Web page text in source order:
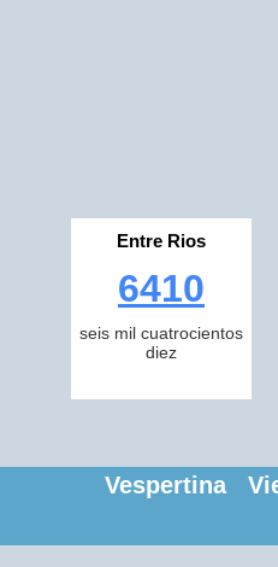
Entre Rios
6410
seis mil cuatrocientos
diez
Vespertina